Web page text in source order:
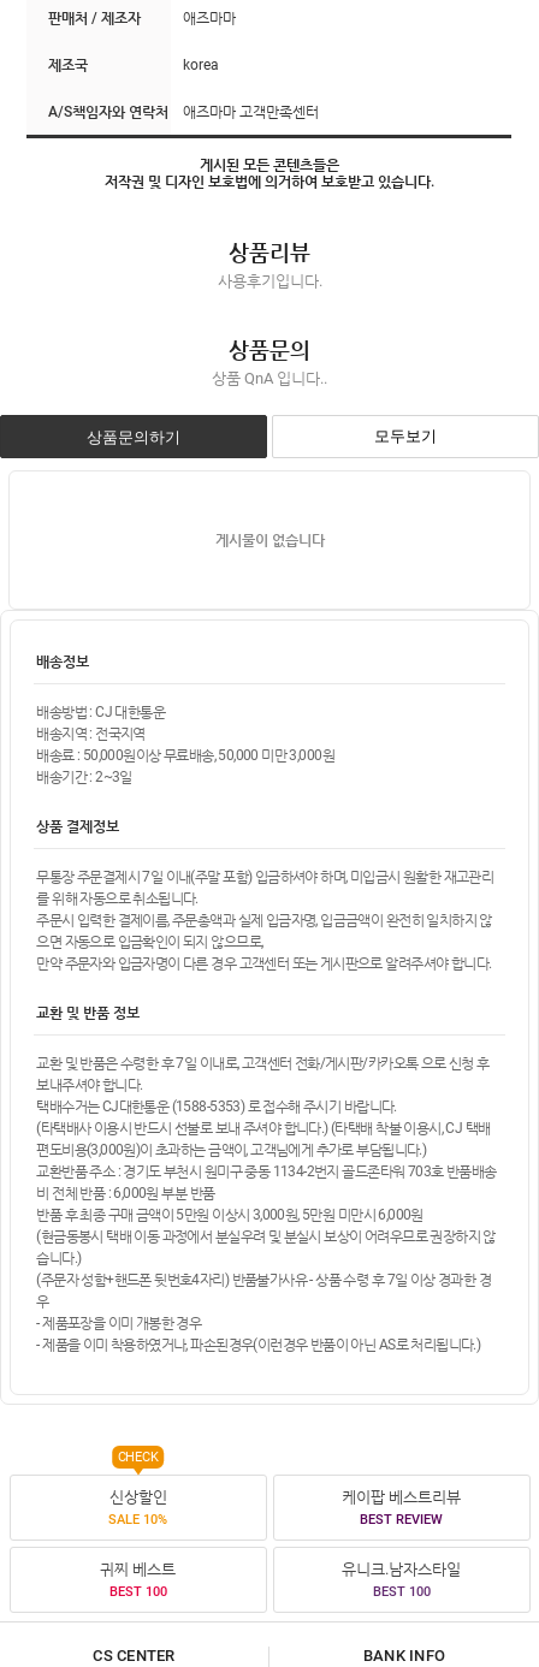
판매처 / 제조자 애즈마마
제조국 korea
A/S책임자와 연락처 애즈마마 고객만족센터
게시된 모든 콘텐츠들은
저작권 및 디자인 보호법에 의거하여 보호받고 있습니다.
상품리뷰
사용후기입니다.
상품문의
상품 QnA 입니다..
상품문의하기 모두보기
게시물이 없습니다
배송정보
배송방법 : CJ 대한통운
배송지역 : 전국지역
배송료 : 50,000원이상 무료배송, 50,000 미만 3,000원
배송기간 : 2~3일
상품 결제정보
무통장 주문결제시 7일 이내(주말 포함) 입금하셔야 하며, 미입금시 원활한 재고관리
를 위해 자동으로 취소됩니다.
주문시 입력한 결제이름, 주문총액과 실제 입금자명, 입금금액이 완전히 일치하지 않
으면 자동으로 입금확인이 되지 않으므로,
만약 주문자와 입금자명이 다른 경우 고객센터 또는 게시판으로 알려주셔야 합니다.
교환 및 반품 정보
교환 및 반품은 수령한 후 7일 이내로, 고객센터 전화/게시판/카카오톡 으로 신청 후
보내주셔야 합니다.
택배수거는 CJ대한통운 (1588-5353) 로 접수해 주시기 바랍니다.
(타택배사 이용시 반드시 선불로 보내 주셔야 합니다.) (타택배 착불 이용시, CJ 택배
편도비용(3,000원)이 초과하는 금액이, 고객님에게 추가로 부담됩니다.)
교환반품 주소 : 경기도 부천시 원미구 중동 1134-2번지 골드존타워 703호 반품배송
비 전체 반품 : 6,000원 부분 반품
반품 후 최종 구매 금액이 5만원 이상시 3,000원, 5만원 미만시 6,000원
(현금동봉시 택배 이동 과정에서 분실우려 및 분실시 보상이 어려우므로 권장하지 않
습니다.)
(주문자 성함+핸드폰 뒷번호4자리) 반품불가사유 - 상품 수령 후 7일 이상 경과한 경
우
- 제품포장을 이미 개봉한 경우
- 제품을 이미 착용하였거나, 파손된경우(이런경우 반품이 아닌 AS로 처리됩니다.)
신상할인
SALE 10%
CHECK
케이팝 베스트리뷰
BEST REVIEW
귀찌 베스트
BEST 100
유니크.남자스타일
BEST 100
CS CENTER BANK INFO